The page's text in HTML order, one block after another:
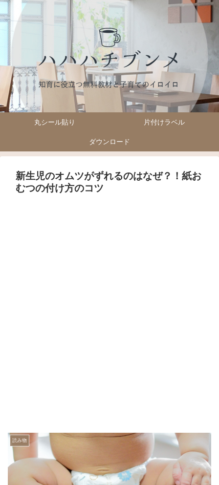
丸シール貼り 片付けラベル
ダウンロード
新生児のオムツがずれるのはなぜ？！紙お
むつの付け方のコツ
読み物